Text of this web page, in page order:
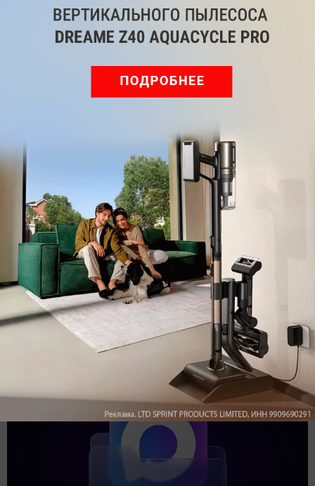
Обзор вертикального пылесоса Dreame Z40 AquaCycle
Подпишись на наш канал в мессенджере МАХ